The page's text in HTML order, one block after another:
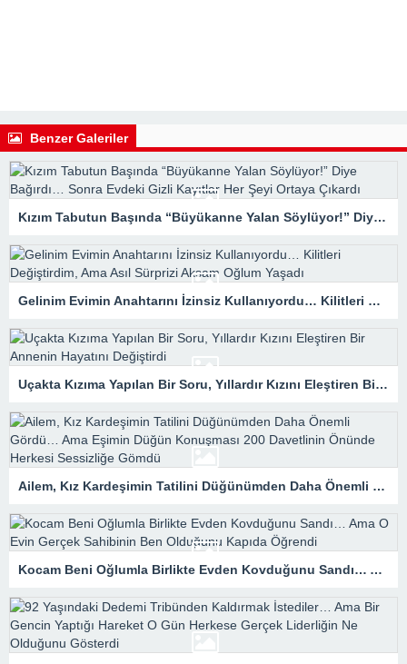
Benzer Galeriler
Kızım Tabutun Başında “Büyükanne Yalan Söylüyor!” Diye Bağırdı… Sonra Evdeki Gizli Kayıtlar Her Şeyi Ortaya Çıkardı
Gelinim Evimin Anahtarını İzinsiz Kullanıyordu… Kilitleri Değiştirdim, Ama Asıl Sürprizi Akşam Oğlum Yaşadı
Uçakta Kızıma Yapılan Bir Soru, Yıllardır Kızını Eleştiren Bir Annenin Hayatını Değiştirdi
Ailem, Kız Kardeşimin Tatilini Düğünümden Daha Önemli Gördü… Ama Eşimin Düğün Konuşması 200 Davetlinin Önünde Herkesi Sessizliğe Gömdü
Kocam Beni Oğlumla Birlikte Evden Kovduğunu Sandı… Ama O Evin Gerçek Sahibinin Ben Olduğunu Kapıda Öğrendi